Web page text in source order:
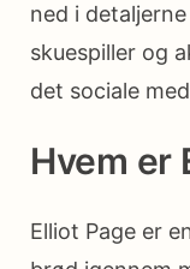
ned i
skuespiller og
det sociale
Hvem er
Elliot Page er